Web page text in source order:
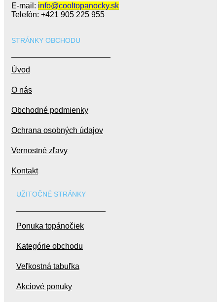
E-mail: info@cooltopanocky.sk
Telefón: +421 905 225 955
STRÁNKY OBCHODU
Úvod
O nás
Obchodné podmienky
Ochrana osobných údajov
Vernostné zľavy
Kontakt
UŽITOČNÉ STRÁNKY
Ponuka topánočiek
Kategórie obchodu
Veľkostná tabuľka
Akciové ponuky